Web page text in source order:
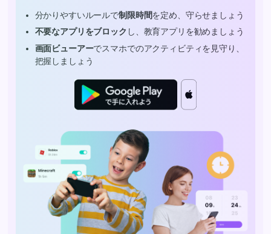
分かりやすいルールで制限時間を定め、守らせましょう
不要なアプリをブロック し、教育アプリを勧めましょう
画面ビューアーでスマホでのアクティビティを見守り、
把握しましょう